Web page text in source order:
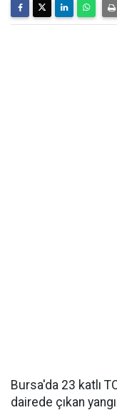
Bursa'da 23 katlı
dairede çıkan